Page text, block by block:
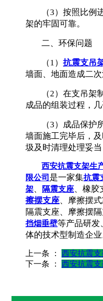
（3）按照比例
架的牢固可靠。
二、环保问题
（1） 抗震支吊
墙面、地面造成二次
（2）在支吊架
成品的组装过程，
（3）成品保护
墙面施工完毕后，
圾及时清理处理妥当
西安抗震支架生
限公司 是一家集抗震
架、 隔震支座、橡胶
擦摆支座、摩擦摆
隔震支座、摩擦摆
挡烟垂壁等产品研发
体的技术型制造企
上一条 ：
西安抗震
下一条 ：
西安抗震